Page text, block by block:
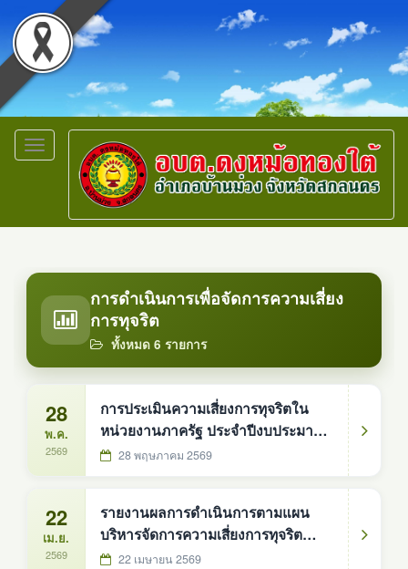
Toggle
navigation
การดำเนินการเพื่อจัดการความเสี่ยง
การทุจริต
ทั้งหมด 6 รายการ
28
พ.ค.
2569
การประเมินความเสี่ยงการทุจริตใน
หน่วยงานภาครัฐ ประจำปีงบประมาณ
พ.ศ. 2569 ขององค์การบริหารส่วน
28 พฤษภาคม 2569
22
เม.ย.
2569
รายงานผลการดำเนินการตามแผน
บริหารจัดการความเสี่ยงการทุจริต
ประจำปีงบประมาณ พ.ศ. 2568 ของ
22 เมษายน 2569